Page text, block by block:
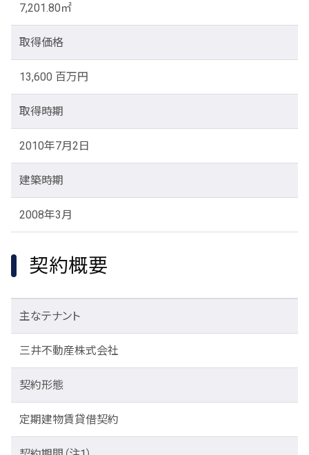
7,201.80㎡
取得価格
13,600 百万円
取得時期
2010年7月2日
建築時期
2008年3月
契約概要
主なテナント
三井不動産株式会社
契約形態
定期建物賃貸借契約